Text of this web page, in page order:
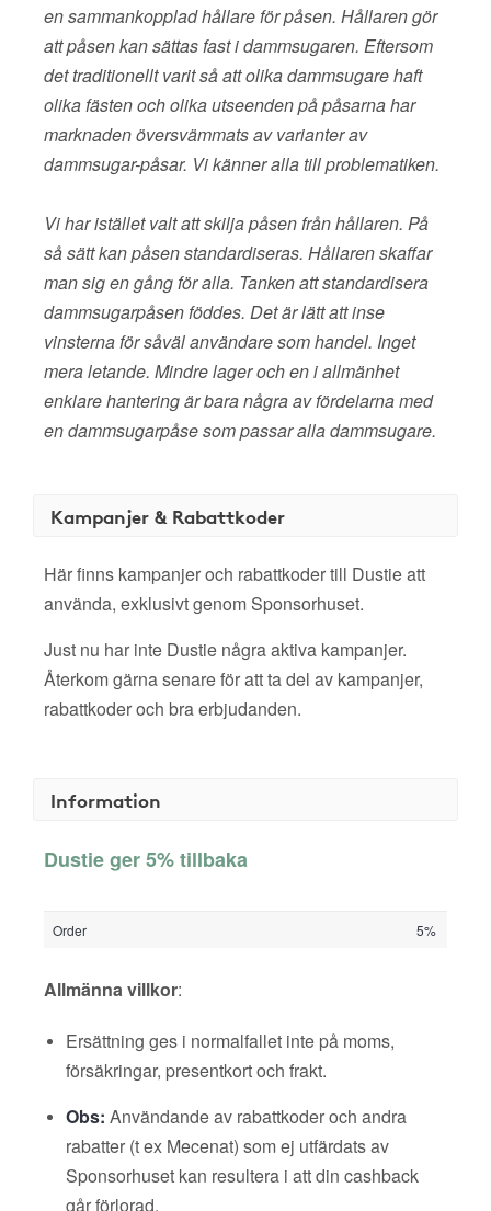
en sammankopplad hållare för påsen. Hållaren gör
att påsen kan sättas fast i dammsugaren. Eftersom
det traditionellt varit så att olika dammsugare haft
olika fästen och olika utseenden på påsarna har
marknaden översvämmats av varianter av
dammsugar-påsar. Vi känner alla till problematiken.
Vi har istället valt att skilja påsen från hållaren. På
så sätt kan påsen standardiseras. Hållaren skaffar
man sig en gång för alla. Tanken att standardisera
dammsugarpåsen föddes. Det är lätt att inse
vinsterna för såväl användare som handel. Inget
mera letande. Mindre lager och en i allmänhet
enklare hantering är bara några av fördelarna med
en dammsugarpåse som passar alla dammsugare.
Kampanjer & Rabattkoder
Här finns kampanjer och rabattkoder till Dustie att
använda, exklusivt genom Sponsorhuset.
Just nu har inte Dustie några aktiva kampanjer.
Återkom gärna senare för att ta del av kampanjer,
rabattkoder och bra erbjudanden.
Information
Dustie ger 5% tillbaka
Order 5%
Allmänna villkor:
Ersättning ges i normalfallet inte på moms,
försäkringar, presentkort och frakt.
Obs: Användande av rabattkoder och andra
rabatter (t ex Mecenat) som ej utfärdats av
Sponsorhuset kan resultera i att din cashback
går förlorad.